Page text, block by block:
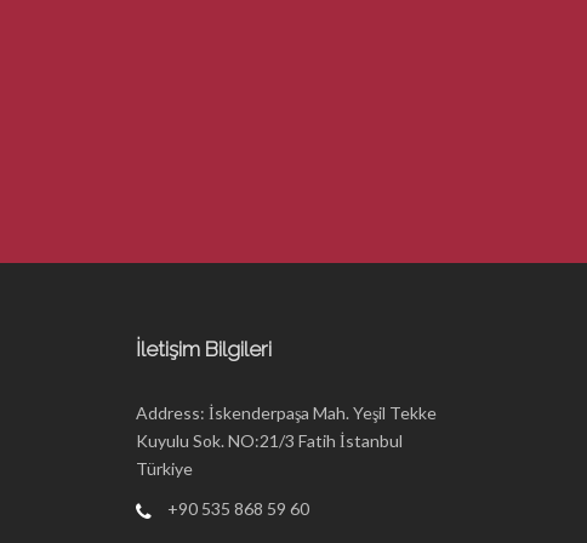
İletişim Bilgileri
Address: İskenderpaşa Mah. Yeşil Tekke
Kuyulu Sok. NO:21/3 Fatih İstanbul
Türkiye
+90 535 868 59 60